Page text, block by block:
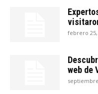
febrero 25,
web de